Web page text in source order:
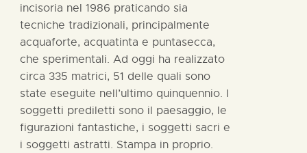
incisoria nel 1986 praticando sia
tecniche tradizionali, principalmente
acquaforte, acquatinta e puntasecca,
che sperimentali. Ad oggi ha realizzato
circa 335 matrici, 51 delle quali sono
state eseguite nell’ultimo quinquennio. I
soggetti prediletti sono il paesaggio, le
figurazioni fantastiche, i soggetti sacri e
i soggetti astratti. Stampa in proprio.